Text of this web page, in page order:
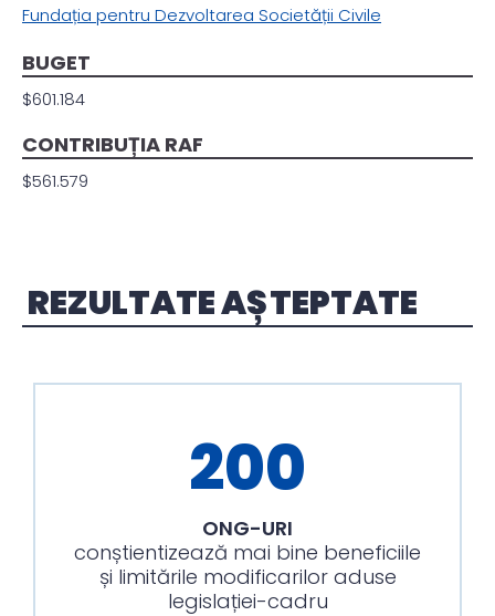
Fundația pentru Dezvoltarea Societății Civile
BUGET
$601.184
CONTRIBUȚIA RAF
$561.579
REZULTATE AȘTEPTATE
200
ONG-URI
conștientizează mai bine beneficiile
și limitările modificarilor aduse
legislației-cadru